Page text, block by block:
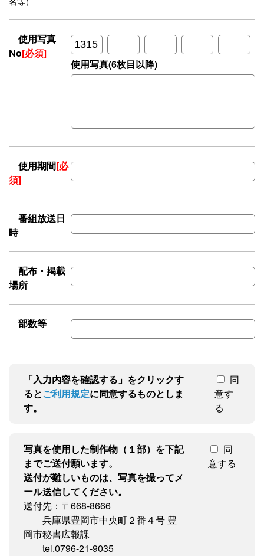
使用写真
No[必須]
使用写真(6枚目以降)
使用期間[必
須]
番組放送日
時
配布・掲載
場所
部数等
「入力内容を確認する」をクリックす
るとご利用規定に同意するものとしま
す。
同
意す
る
写真を使用した制作物（１部）を下記
までご送付願います。
送付が難しいものは、写真を撮ってメ
ール送信してください。
送付先：〒668-8666
兵庫県豊岡市中央町２番４号 豊
岡市秘書広報課
tel.0796-21-9035
同
意する